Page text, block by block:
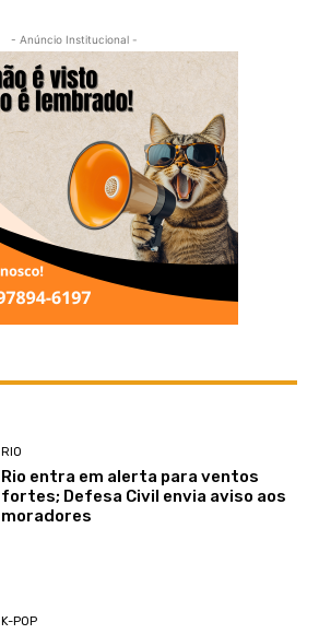
- Anúncio Institucional -
RIO
Rio entra em alerta para ventos
fortes; Defesa Civil envia aviso aos
moradores
K-POP